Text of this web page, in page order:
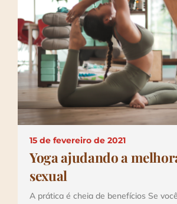
15 de fevereiro de 2021
Yoga ajudando a
sexual
A prática é cheia de benefícios Se